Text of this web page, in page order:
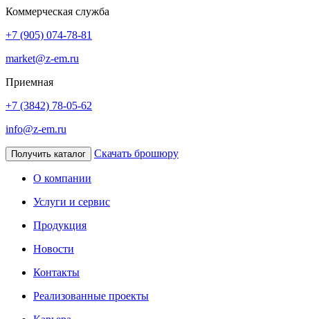
Коммерческая служба
+7 (905) 074-78-81
market@z-em.ru
Приемная
+7 (3842) 78-05-62
info@z-em.ru
Получить каталог Скачать брошюру
О компании
Услуги и сервис
Продукция
Новости
Контакты
Реализованные проекты